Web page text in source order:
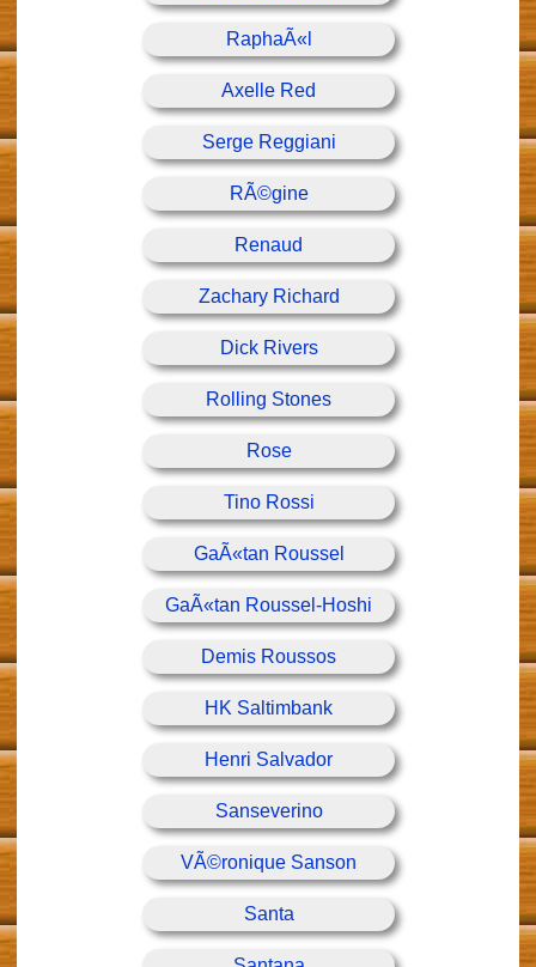
RaphaÃ«l
Axelle Red
Serge Reggiani
RÃ©gine
Renaud
Zachary Richard
Dick Rivers
Rolling Stones
Rose
Tino Rossi
GaÃ«tan Roussel
GaÃ«tan Roussel-Hoshi
Demis Roussos
HK Saltimbank
Henri Salvador
Sanseverino
VÃ©ronique Sanson
Santa